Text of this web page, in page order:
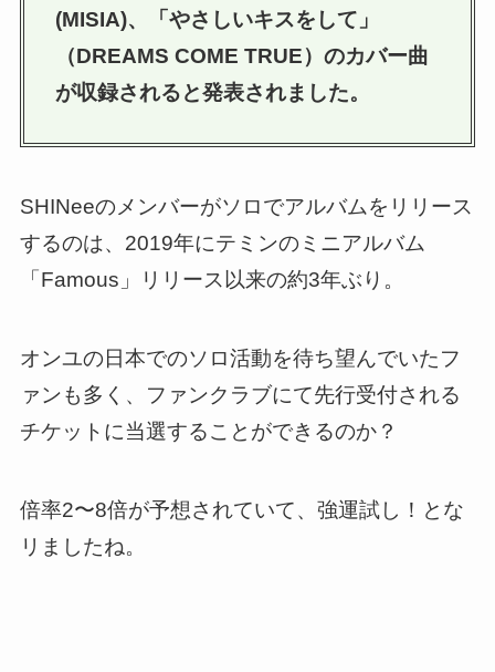
(MISIA)、「やさしいキスをして」
（DREAMS COME TRUE）のカバー曲
が収録されると発表されました。
SHINeeのメンバーがソロでアルバムをリリース
するのは、2019年にテミンのミニアルバム
「Famous」リリース以来の約3年ぶり。
オンユの日本でのソロ活動を待ち望んでいたフ
ァンも多く、ファンクラブにて先行受付される
チケットに当選することができるのか？
倍率2〜8倍が予想されていて、強運試し！とな
リましたね。